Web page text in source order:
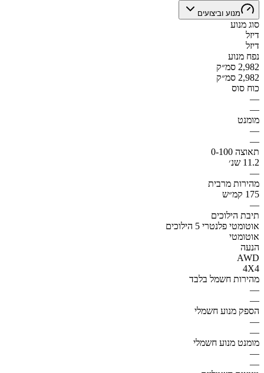
מנוע וביצועים
סוג מנוע
דיזל
דיזל
נפח מנוע
2,982 סמ״ק
2,982 סמ״ק
כוח סוס
—
—
מומנט
—
—
תאוצה 0-100
11.2 שנ׳
—
מהירות מרבית
175 קמ״ש
—
תיבת הילוכים
אוטומטי פלנטרי 5 הילוכים
אוטומטי
הנעה
AWD
4X4
מהירות חשמל בלבד
—
—
הספק מנוע חשמלי
—
—
מומנט מנוע חשמלי
—
—